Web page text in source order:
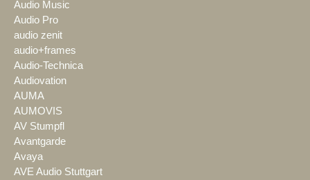
Audio Music
Audio Pro
audio zenit
audio+frames
Audio-Technica
Audiovation
AUMA
AUMOVIS
AV Stumpfl
Avantgarde
Avaya
AVE Audio Stuttgart